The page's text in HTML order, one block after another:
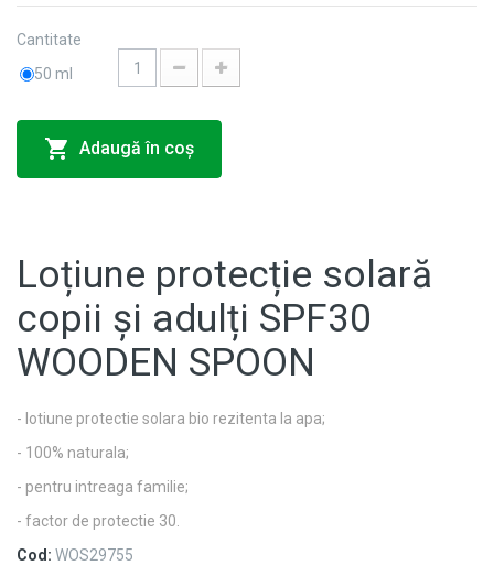
Cantitate
50 ml
Adaugă în coş
Loțiune protecție solară
copii și adulți SPF30
WOODEN SPOON
- lotiune protectie solara bio rezitenta la apa;
- 100% naturala;
- pentru intreaga familie;
- factor de protectie 30.
Cod: WOS29755